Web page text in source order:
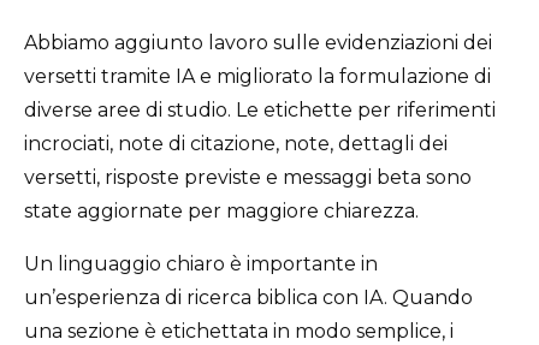
Abbiamo aggiunto lavoro sulle evidenziazioni dei
versetti tramite IA e migliorato la formulazione di
diverse aree di studio. Le etichette per riferimenti
incrociati, note di citazione, note, dettagli dei
versetti, risposte previste e messaggi beta sono
state aggiornate per maggiore chiarezza.
Un linguaggio chiaro è importante in
un’esperienza di ricerca biblica con IA. Quando
una sezione è etichettata in modo semplice, i